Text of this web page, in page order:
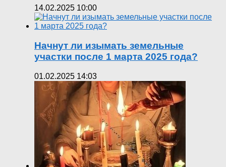
14.02.2025 10:00
Начнут ли изымать земельные
участки после 1 марта 2025 года?
01.02.2025 14:03